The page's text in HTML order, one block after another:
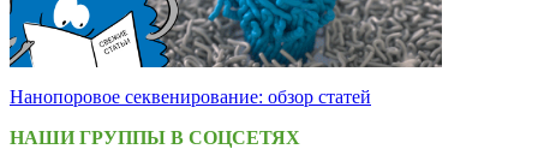
Нанопоровое секвенирование: обзор статей
НАШИ ГРУППЫ В СОЦСЕТЯХ